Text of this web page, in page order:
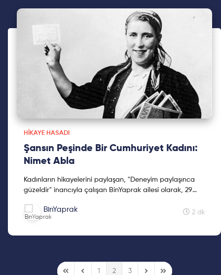
HIKAYE HASADI
Şansın Peşinde Bir Cumhuriyet Kadını:
Nimet Abla
Kadınların hikayelerini paylaşan, "Deneyim paylaşınca
güzeldir" inancıyla çalışan BinYaprak ailesi olarak, 29
Cumhuriyetimizin 2. yüzyılına kadınların hikayelerini
hediye etmek için çıktığımız Hikaye Hasadına, Nimet
BinYaprak 2 dk
1 2 3